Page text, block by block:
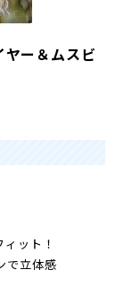
ー＆ムスビ
ット！
で立体感